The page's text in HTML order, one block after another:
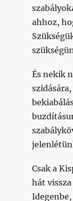
ahhoz,
És nekik
Csak a
hát